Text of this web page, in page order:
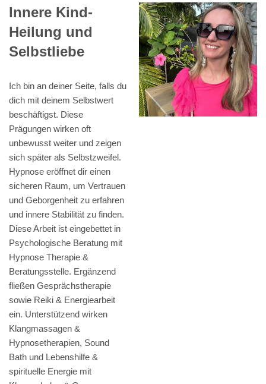
Innere Kind-
Heilung und
Selbstliebe
Ich bin an deiner Seite, falls du
dich mit deinem Selbstwert
beschäftigst. Diese
Prägungen wirken oft
unbewusst weiter und zeigen
sich später als Selbstzweifel.
Hypnose eröffnet dir einen
sicheren Raum, um Vertrauen
und Geborgenheit zu erfahren
und innere Stabilität zu finden.
Diese Arbeit ist eingebettet in
Psychologische Beratung mit
Hypnose Therapie &
Beratungsstelle. Ergänzend
fließen Gesprächstherapie
sowie Reiki & Energiearbeit
ein. Unterstützend wirken
Klangmassagen &
Hypnosetherapien, Sound
Bath und Lebenshilfe &
spirituelle Energie mit